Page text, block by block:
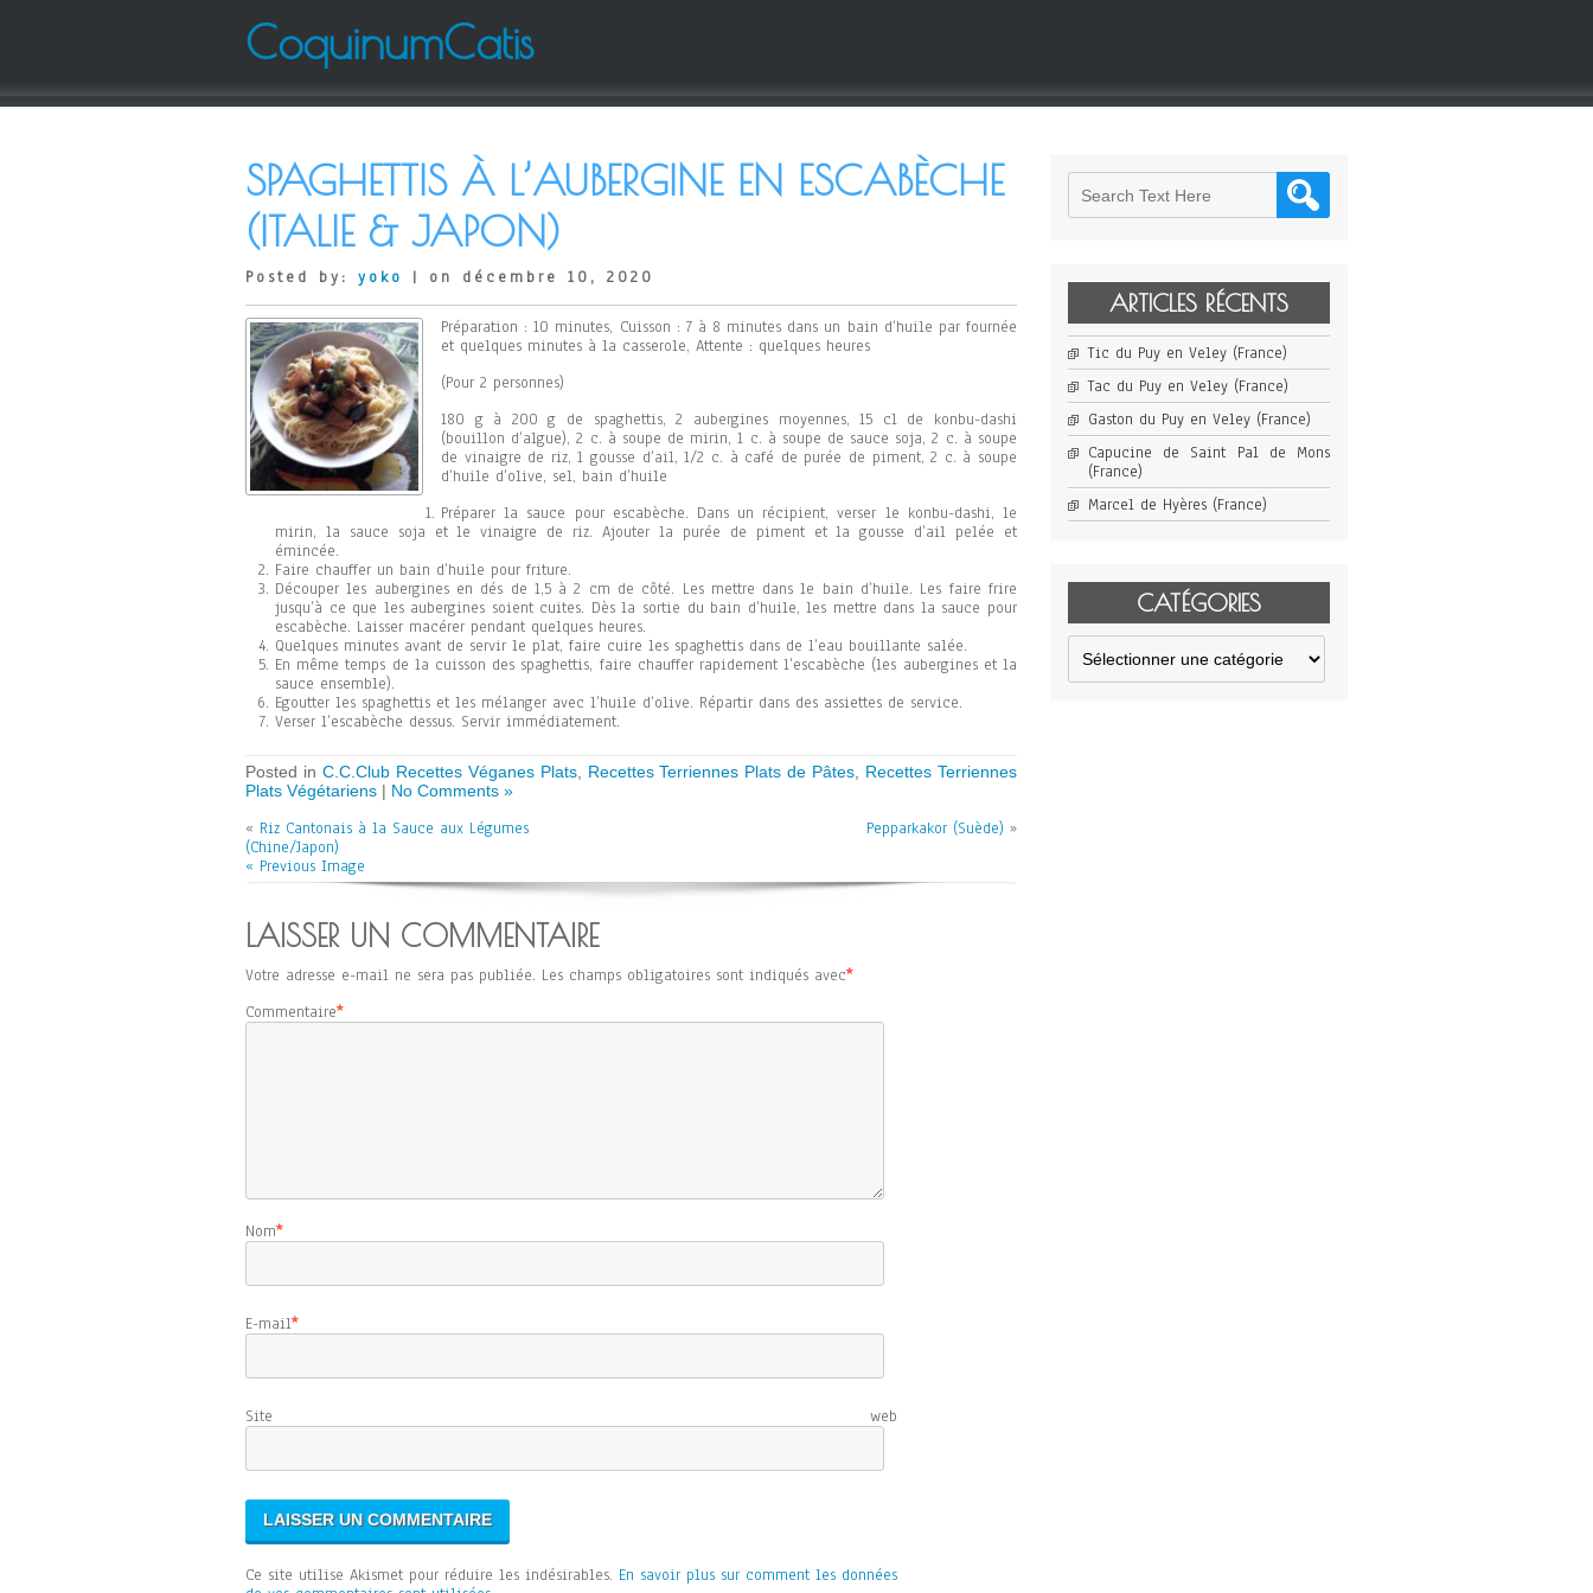
CoquinumCatis
SPAGHETTIS À L’AUBERGINE EN ESCABÈCHE
(ITALIE & JAPON)
Posted by: yoko | on décembre 10, 2020
Préparation : 10 minutes, Cuisson : 7 à 8 minutes dans un bain d’huile par fournée
et quelques minutes à la casserole, Attente : quelques heures
(Pour 2 personnes)
180 g à 200 g de spaghettis, 2 aubergines moyennes, 15 cl de konbu-dashi
(bouillon d’algue), 2 c. à soupe de mirin, 1 c. à soupe de sauce soja, 2 c. à soupe
de vinaigre de riz, 1 gousse d’ail, 1/2 c. à café de purée de piment, 2 c. à soupe
d’huile d’olive, sel, bain d’huile
Préparer la sauce pour escabèche. Dans un récipient, verser le konbu-dashi, le
mirin, la sauce soja et le vinaigre de riz. Ajouter la purée de piment et la gousse d’ail pelée et
émincée.
Faire chauffer un bain d’huile pour friture.
Découper les aubergines en dés de 1,5 à 2 cm de côté. Les mettre dans le bain d’huile. Les faire frire
jusqu’à ce que les aubergines soient cuites. Dès la sortie du bain d’huile, les mettre dans la sauce pour
escabèche. Laisser macérer pendant quelques heures.
Quelques minutes avant de servir le plat, faire cuire les spaghettis dans de l’eau bouillante salée.
En même temps de la cuisson des spaghettis, faire chauffer rapidement l’escabèche (les aubergines et la
sauce ensemble).
Egoutter les spaghettis et les mélanger avec l’huile d’olive. Répartir dans des assiettes de service.
Verser l’escabèche dessus. Servir immédiatement.
Posted in C.C.Club Recettes Véganes Plats, Recettes Terriennes Plats de Pâtes
Recettes Terriennes
Plats Végétariens | No Comments »
« Riz Cantonais à la Sauce aux Légumes
(Chine/Japon)
Pepparkakor (Suède) »
« Previous Image
LAISSER UN COMMENTAIRE
Votre adresse e-mail ne sera pas publiée. Les champs obligatoires sont indiqués avec*
Commentaire*
Nom*
E-mail*
Site web
Ce site utilise Akismet pour réduire les indésirables. En savoir plus sur comment les données
ARTICLES RÉCENTS
Tic du Puy en Veley (France)
Tac du Puy en Veley (France)
Gaston du Puy en Veley (France)
Capucine de Saint Pal de Mons
(France)
Marcel de Hyères (France)
CATÉGORIES
Catégories